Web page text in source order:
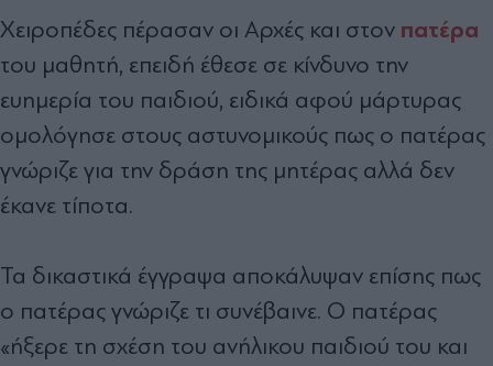
Χειροπέδες πέρασαν οι Αρχές και στον πατέρα
του μαθητή, επειδή έθεσε σε κίνδυνο την
ευημερία του παιδιού, ειδικά αφού μάρτυρας
ομολόγησε στους αστυνομικούς πως ο πατέρας
γνώριζε για την δράση της μητέρας αλλά δεν
έκανε τίποτα.
Τα δικαστικά έγγραψα αποκάλυψαν επίσης πως
ο πατέρας γνώριζε τι συνέβαινε. Ο πατέρας
«ήξερε τη σχέση του ανήλικου παιδιού του και